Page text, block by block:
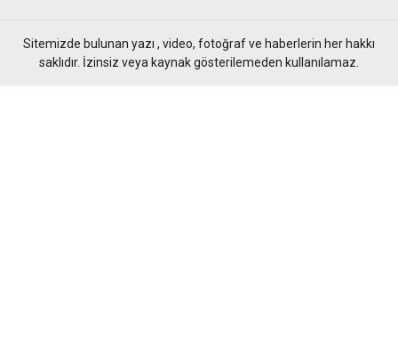
Sitemizde bulunan yazı , video, fotoğraf ve haberlerin her hakkı
saklıdır. İzinsiz veya kaynak gösterilemeden kullanılamaz.